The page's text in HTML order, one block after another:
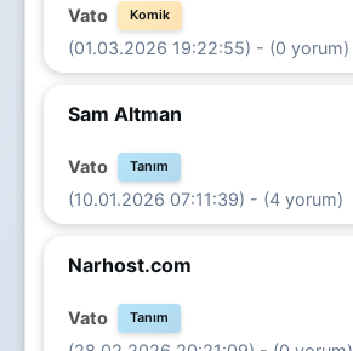
Vato Komik
(01.03.2026 19:22:55) - (0 yorum)
Sam Altman
Vato Tanım
(10.01.2026 07:11:39) - (4 yorum)
Narhost.com
Vato Tanım